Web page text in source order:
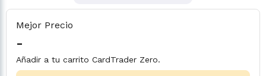
Mejor Precio
-
Añadir a tu carrito CardTrader Zero.